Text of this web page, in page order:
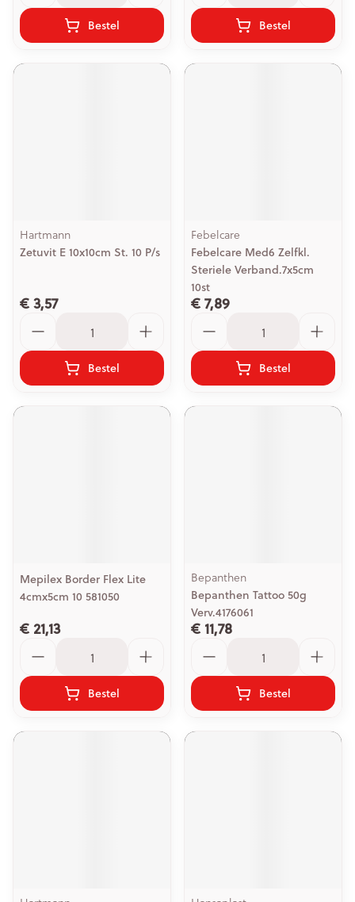
Bestel Bestel
Hartmann
Zetuvit E 10x10cm St. 10 P/s
€ 3,57
Bestel
Febelcare
Febelcare Med6 Zelfkl.
Steriele Verband.7x5cm
10st
€ 7,89
Bestel
Mepilex Border Flex Lite
4cmx5cm 10 581050
€ 21,13
Bestel
Bepanthen
Bepanthen Tattoo 50g
Verv.4176061
€ 11,78
Bestel